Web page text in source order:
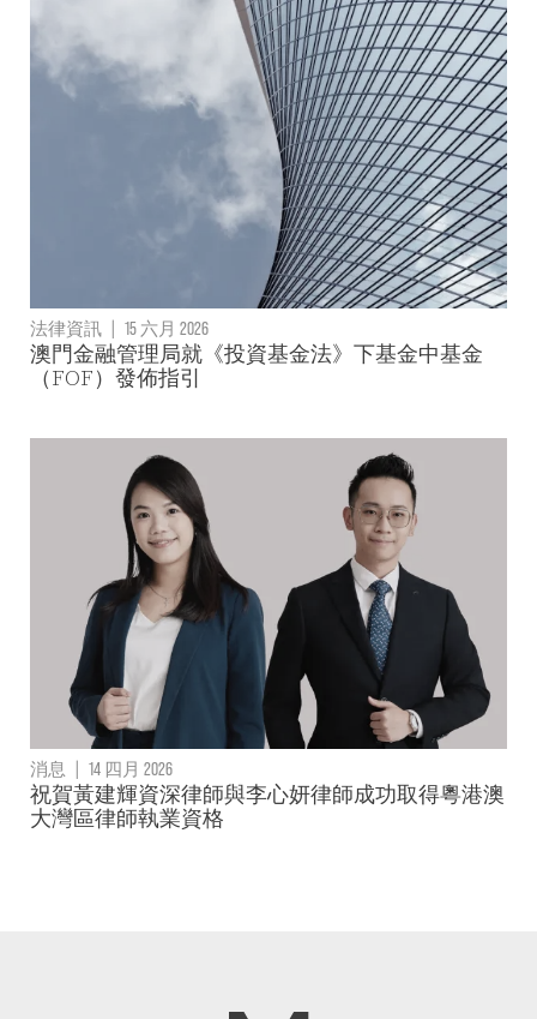
法律資訊 | 15 六月 2026
澳門金融管理局就《投資基金法》下基金中基金
（FOF）發佈指引
消息 | 14 四月 2026
祝賀黃建輝資深律師與李心妍律師成功取得粵港澳
大灣區律師執業資格